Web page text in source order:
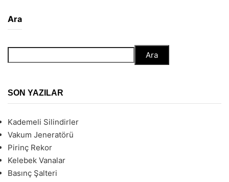
Ara
Ara
SON YAZILAR
Kademeli Silindirler
Vakum Jeneratörü
Pirinç Rekor
Kelebek Vanalar
Basınç Şalteri